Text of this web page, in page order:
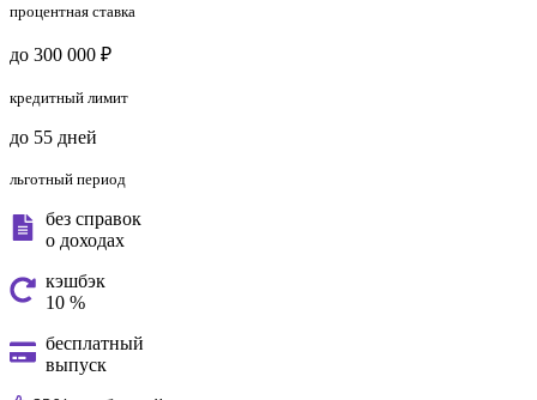
процентная ставка
до 300 000 ₽
кредитный лимит
до 55 дней
льготный период
без справок
о доходах
кэшбэк
10 %
бесплатный
выпуск